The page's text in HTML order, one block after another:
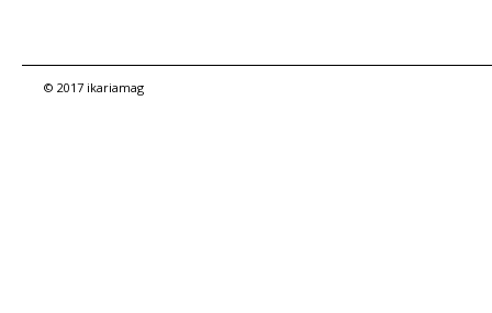
© 2017 ikariamag